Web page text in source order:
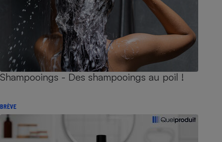
Shampooings - Des shampooings au poil !
BRÈVE